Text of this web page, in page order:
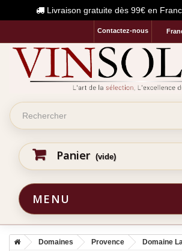
Livraison gratuite dès 99€ en
Contactez-nous
Panier (vide)
MENU
Domaines Provence
Domaine